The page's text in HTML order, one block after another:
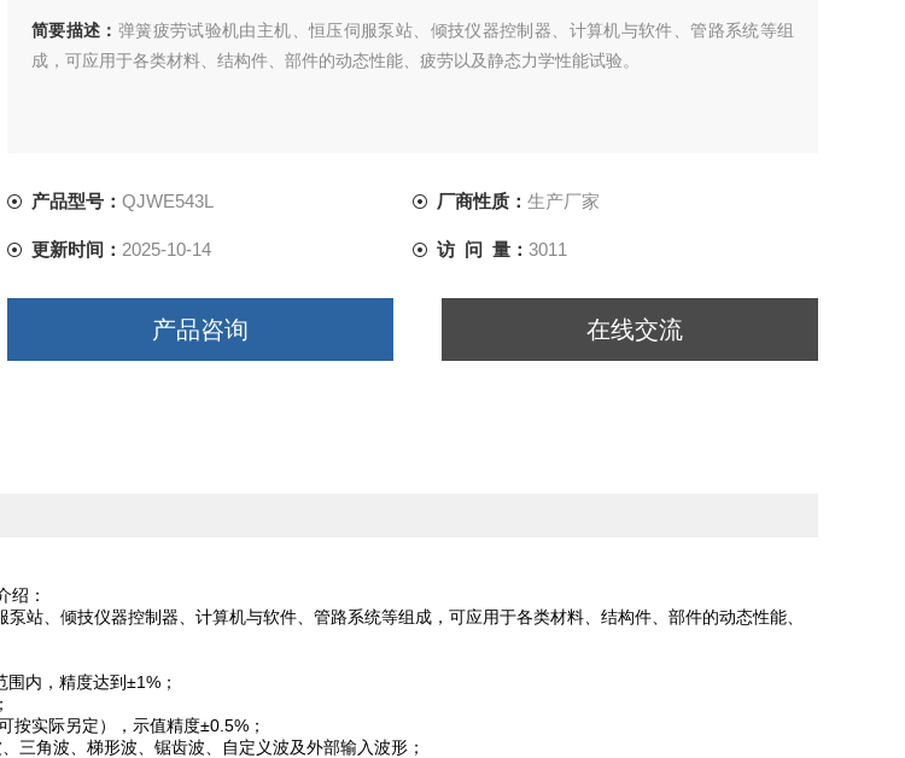
简要描述： 弹簧疲劳试验机由主机、恒压伺服泵站、倾技仪器控制器、计算机与软件、管路系统等组
成，可应用于各类材料、结构件、部件的动态性能、疲劳以及静态力学性能试验。
产品型号： QJWE543L 厂商性质： 生产厂家
更新时间： 2025-10-14 访 问 量： 3011
产品咨询 在线交流
绍：
泵站、倾技仪器控制器、计算机与软件、管路系统等组成，可应用于各类材料、结构件、部件的动态性能、
内，精度达到±1%；
按实际另定），示值精度±0.5%；
三角波、梯形波、锯齿波、自定义波及外部输入波形；